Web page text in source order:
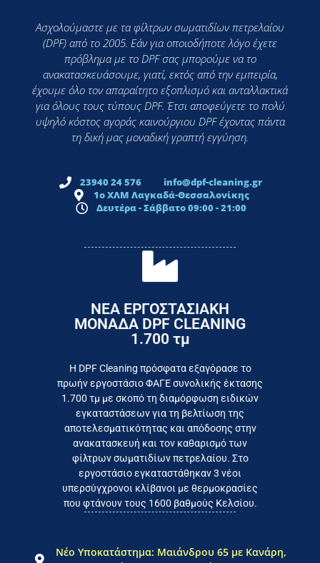
Ασχολούμαστε με τα φίλτρων σωματιδίων πετρελαίου
(DPF) από το 2005. Εάν για οποιοδήποτε λόγο έχετε
πρόβλημα με το DPF σας μπορούμε να το
ανακατασκευάσουμε, γιατί, εκτός από την εμπειρία,
έχουμε όλο τον απαραίτητο εξοπλισμό και ανταλλακτικά
για όλους τους τύπους DPF. Έτσι αποφεύγετε το πολύ
υψηλό κόστος αγοράς καινούργιου DPF έχοντας πάντα
τη δική μας μοναδική γραπτή εγγύηση.
23940 24 576
info@dpf-cleaning.gr
1ο ΧΛΜ Λαγκαδά-Θεσσαλονίκης
Δευτέρα - Σάββατο 09:00 - 21:00
ΝΕΑ ΕΡΓΟΣΤΑΣΙΑΚΗ
ΜΟΝΑΔΑ DPF CLEANING
1.700 τμ
Η DPF Cleaning πρόσφατα εξαγόρασε το
πρωήν εργοστάσιο ΦΑΓΕ συνολικής έκτασης
1.700 τμ με σκοπό τη διαμόρφωση ειδικών
εγκαταστάσεων για τη βελτίωση της
αποτελεσματικότητας και απόδοσης στην
ανακατασκευή και τον καθαρισμό των
φίλτρων σωματιδίων πετρελαίου. Στο
εργοστάσιο εγκαταστάθηκαν 3 νέοι
υπερσύγχρονοι κλίβανοι με θερμοκρασίες
που φτάνουν τους 1600 βαθμούς Κελσίου.
Εργαζόμαστε καθημερινά για
το συμφέρον του τελικού
καταναλωτή
Νέο Υποκατάστημα: Μαιάνδρου 65 με Κανάρη,